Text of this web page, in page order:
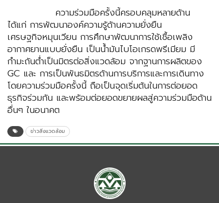
ความร่วมมือครั้งนี้ครอบคลุมหลายด้าน
ได้แก่ การพัฒนาองค์ความรู้ด้านความยั่งยืน
เศรษฐกิจหมุนเวียน การศึกษาพัฒนาการใช้เชื้อเพลิง
อากาศยานแบบยั่งยืน เป็นน้ำมันไบโอเกรดพรีเมียม มี
กำมะถันต่ำเป็นมิตรต่อสิ่งแวดล้อม จากฐานการผลิตของ
GC และ การเป็นพันธมิตรด้านการบริการและการเดินทาง
โดยความร่วมมือครั้งนี้ ถือเป็นจุดเริ่มต้นในการต่อยอด
ธุรกิจร่วมกัน และพร้อมต่อยอดขยายผลสู่ความร่วมมือด้าน
อื่นๆ ในอนาคต
ข่าวสิ่งแวดล้อม